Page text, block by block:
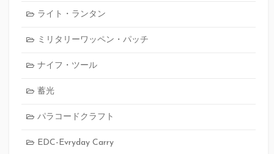
ライト・ランタン
ミリタリーワッペン・パッチ
ナイフ・ツール
蓄光
パラコードクラフト
EDC-Evryday Carry